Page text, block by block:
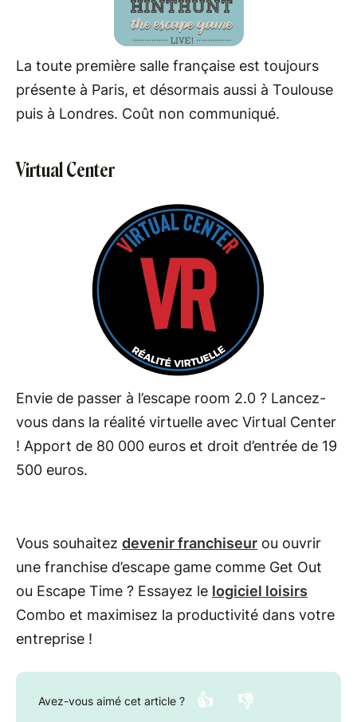
La toute première salle française est toujours
présente à Paris, et désormais aussi à Toulouse
puis à Londres. Coût non communiqué.
Virtual Center
Envie de passer à l’escape room 2.0 ? Lancez-
vous dans la réalité virtuelle avec Virtual Center
! Apport de 80 000 euros et droit d’entrée de 19
500 euros.
Vous souhaitez devenir franchiseur ou ouvrir
une franchise d’escape game comme Get Out
ou Escape Time ? Essayez le logiciel loisirs
Combo et maximisez la productivité dans votre
entreprise !
Avez-vous aimé cet article ? 👍 👎